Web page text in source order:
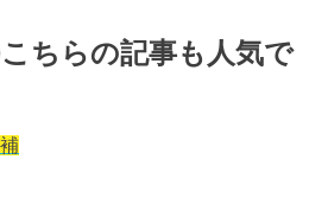
こちらの記事も人気で